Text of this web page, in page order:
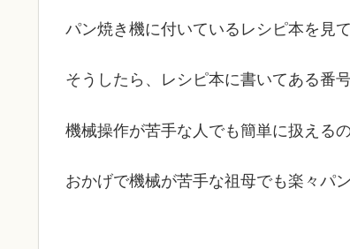
パン焼き機に付いているレシピ本を見
そうしたら、レシピ本に書いてある番
機械操作が苦手な人でも簡単に扱える
おかげで機械が苦手な祖母でも楽々パ